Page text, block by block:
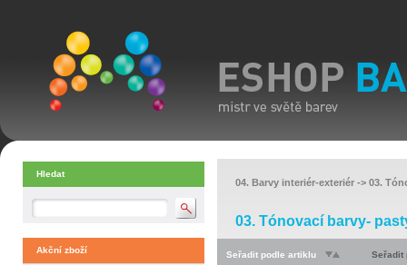
Hledat
Akční zboží
04. Barvy interiér-exteriér -> 03.
03. Tónovací barvy-
Seřadit podle artiklu Seřadit